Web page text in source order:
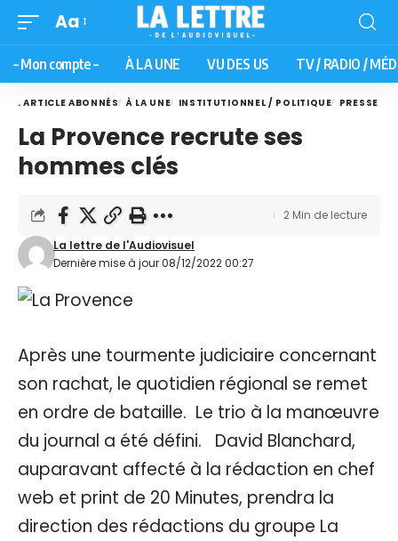
Aa
– Mon compte – À LA UNE VU DES US TV / RADIO /
. ARTICLE ABONNÉS À LA UNE INSTITUTIONNEL / POLITIQUE PRESSE
La Provence recrute ses
hommes clés
Dernière mise à jour 08/12/2022 00:27
La lettre de l'Audiovisuel
2 Min de lecture
Après une tourmente judiciaire concernant
son rachat, le quotidien régional se remet
en ordre de bataille. Le trio à la manœuvre
du journal a été défini. David Blanchard,
auparavant affecté à la rédaction en chef
web et print de 20 Minutes, prendra la
direction des rédactions du groupe La